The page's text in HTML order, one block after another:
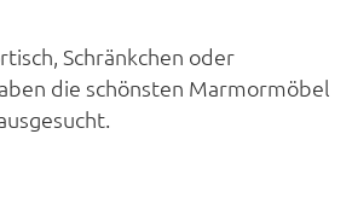
Schränkchen oder
die schönsten Marmormöbel